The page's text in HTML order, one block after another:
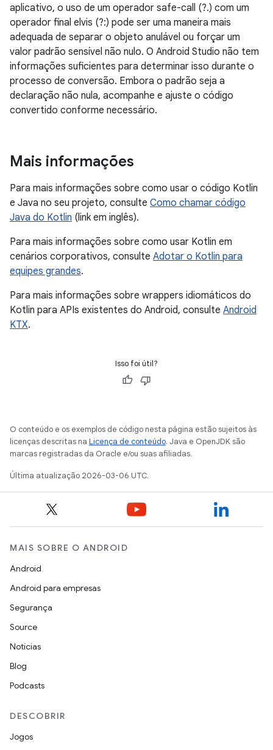
aplicativo, o uso de um operador safe-call (?.) com um
operador final elvis (?:) pode ser uma maneira mais
adequada de separar o objeto anulável ou forçar um
valor padrão sensível não nulo. O Android Studio não tem
informações suficientes para determinar isso durante o
processo de conversão. Embora o padrão seja a
declaração não nula, acompanhe e ajuste o código
convertido conforme necessário.
Mais informações
Para mais informações sobre como usar o código Kotlin
e Java no seu projeto, consulte Como chamar código
Java do Kotlin (link em inglês).
Para mais informações sobre como usar Kotlin em
cenários corporativos, consulte Adotar o Kotlin para
equipes grandes.
Para mais informações sobre wrappers idiomáticos do
Kotlin para APIs existentes do Android, consulte Android
KTX.
Isso foi útil?
O conteúdo e os exemplos de código nesta página estão sujeitos às
licenças descritas na Licença de conteúdo. Java e OpenJDK são
marcas registradas da Oracle e/ou suas afiliadas.
Última atualização 2026-03-06 UTC.
MAIS SOBRE O ANDROID
Android
Android para empresas
Segurança
Source
Notícias
Blog
Podcasts
DESCOBRIR
Jogos